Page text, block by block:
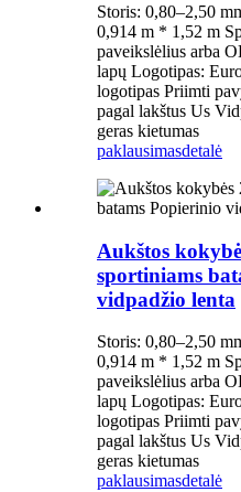
Storis: 0,80–2,50
0,914 m * 1,52 m
paveikslėlius arba
lapų Logotipas:
logotipas Priimti
pagal lakštus Us
geras kietumas
paklausimasdetalė
Aukštos
sportiniams
vidpadžio lenta
Storis: 0,80–2,50
0,914 m * 1,52 m
paveikslėlius arba
lapų Logotipas:
logotipas Priimti
pagal lakštus Us
geras kietumas
paklausimasdetalė